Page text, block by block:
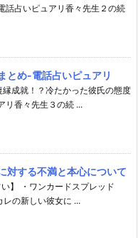
話占いピュアリ香々先生２の続
とめ-電話占いピュアリ
縁成就！？冷たかった彼氏の態度
リ香々先生３の続 ...
対する不満と本心について
い】 ・ワンカードスプレッド
レの新しい彼女に ...